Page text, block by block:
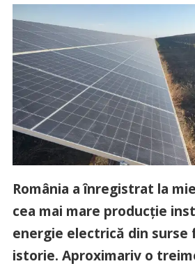
România a înregistrat la
cea mai mare producție
energie electrică din
istorie. Aproximariv o